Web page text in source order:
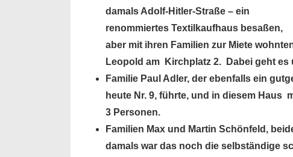
damals Adolf-Hitler-Straße – ein
renommiertes Textilkaufhaus besaßen,
aber mit ihren Familien zur Miete
Leopold am Kirchplatz 2. Dabei geht es
Familie Paul Adler, der ebenfalls ein
heute Nr. 9, führte, und in diesem Haus
3 Personen.
Familien Max und Martin Schönfeld,
damals war das noch die selbständige